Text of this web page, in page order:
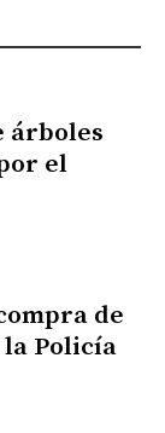
árboles
el
de
la Policía